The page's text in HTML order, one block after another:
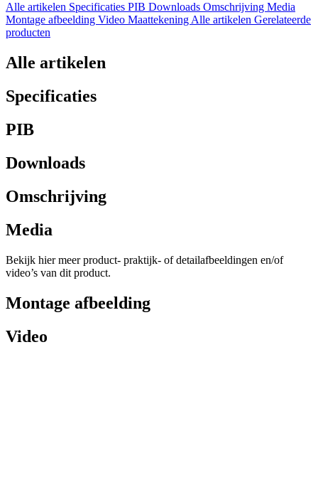
Alle artikelen Specificaties PIB Downloads Omschrijving Media
Montage afbeelding Video MaattekeningAlle artikelen Gerelateerde
producten
Alle artikelen
Specificaties
PIB
Downloads
Omschrijving
Media
Bekijk hier meer product- praktijk- of detailafbeeldingen en/of
video’s van dit product.
Montage afbeelding
Video